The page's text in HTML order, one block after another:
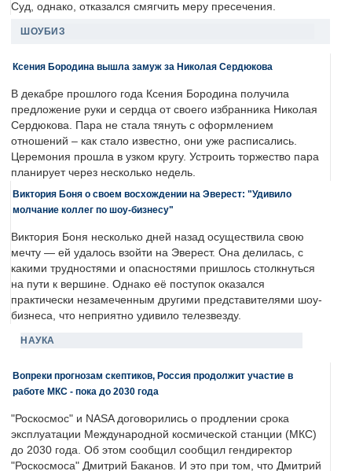
Суд, однако, отказался смягчить меру пресечения.
ШОУБИЗ
Ксения Бородина вышла замуж за Николая Сердюкова
В декабре прошлого года Ксения Бородина получила
предложение руки и сердца от своего избранника Николая
Сердюкова. Пара не стала тянуть с оформлением
отношений – как стало известно, они уже расписались.
Церемония прошла в узком кругу. Устроить торжество пара
планирует через несколько недель.
Виктория Боня о своем восхождении на Эверест: "Удивило
молчание коллег по шоу-бизнесу"
Виктория Боня несколько дней назад осуществила свою
мечту — ей удалось взойти на Эверест. Она делилась, с
какими трудностями и опасностями пришлось столкнуться
на пути к вершине. Однако её поступок оказался
практически незамеченным другими представителями шоу-
бизнеса, что неприятно удивило телезвезду.
НАУКА
Вопреки прогнозам скептиков, Россия продолжит участие в
работе МКС - пока до 2030 года
"Роскосмос" и NASA договорились о продлении срока
эксплуатации Международной космической станции (МКС)
до 2030 года. Об этом сообщил сообщил гендиректор
"Роскосмоса" Дмитрий Баканов. И это при том, что Дмитрий